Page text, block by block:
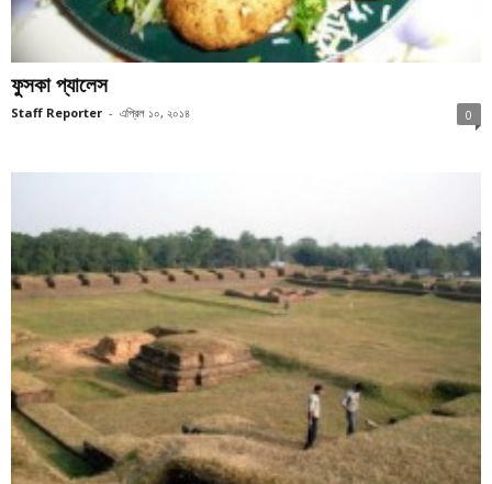
ফুসকা প্যালেস
Staff Reporter - এপ্রিল ১০, ২০১৪ 0